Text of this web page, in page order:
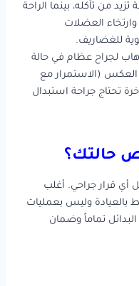
من تآكله، بينما الراحة
العضلات
للغضاريف.
لجراح عظام في حالة
العكس (الاستمرار مع
تحتاج جراحة استبدال
حالتك؟
أي قرار جراحي. أغلب
وليس بعمليات
تماماً وضمان